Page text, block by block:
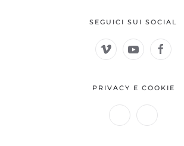
SEGUICI SUI SOCIAL
PRIVACY E COOKIE